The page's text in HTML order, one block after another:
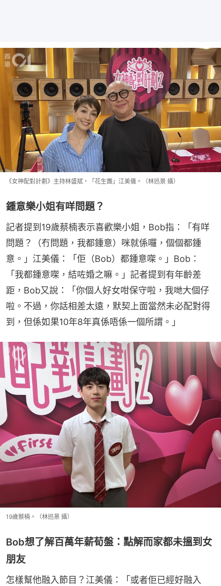
《女神配對計劃》主持林盛斌，「花生團」江美儀。（林迅景 攝）
鍾意樂小姐有咩問題？
記者提到19歲蔡楠表示喜歡樂小姐，Bob指：「有咩
問題？（冇問題，我都鍾意）咪就係囉，個個都鍾
意。」江美儀：「佢（Bob）都鍾意㗎。」Bob：
「我都鍾意㗎，結咗婚之嘛。」記者提到有年齡差
距，Bob又說：「你個人好女咁保守啦，我哋大個仔
啦。不過，你話相差太遠，默契上面當然未必配對得
到，但係如果10年8年真係唔係一個所謂。」
19歲蔡楠。（林迅景 攝）
Bob想了解百萬年薪荀盤：點解而家都未搵到女
朋友
怎樣幫他融入節目？江美儀：「或者佢已經好融入